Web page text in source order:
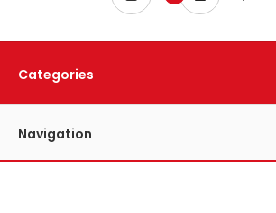
Categories
Navigation